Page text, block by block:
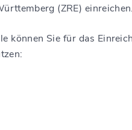
(ZRE)
können Sie für das